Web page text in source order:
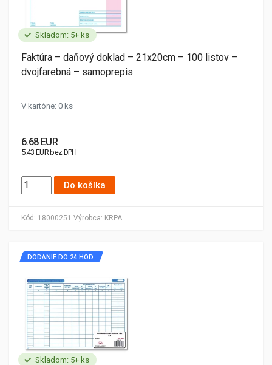
Skladom: 5+ ks
Kód: 18000251 Výrobca: KRPA
Faktúra – daňový doklad – 21x20cm – 100 listov –
dvojfarebná – samoprepis
V kartóne: 0 ks
6.68 EUR
5.43 EUR bez DPH
Do košíka
Skladom: 5+ ks
DODANIE DO 24 HOD.